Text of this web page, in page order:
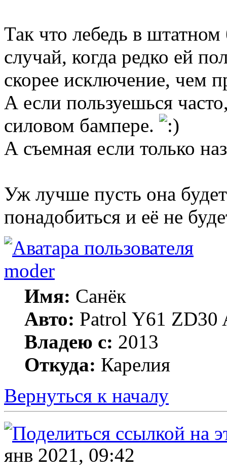
Так что лебедь в
случай, когда редко ей
скорее исключение, чем
А если пользуешься
силовом бампере.
А съемная если только
Уж лучше пусть она
понадобиться и её не
moder
Имя: Санёк
Авто: Patrol Y61 ZD30
Владею с: 2013
Откуда: Карелия
Вернуться к началу
янв 2021, 09:42